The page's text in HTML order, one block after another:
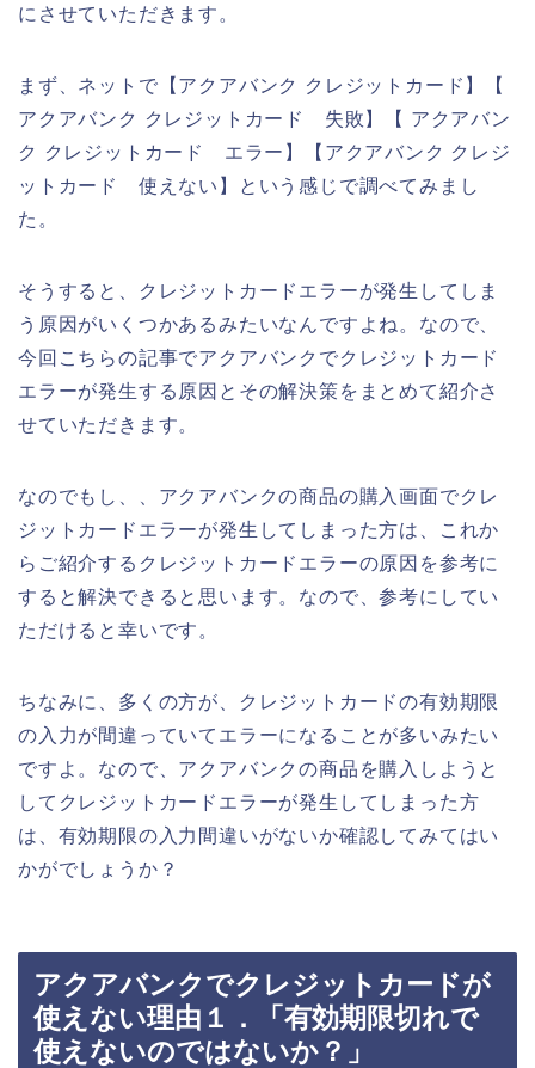
にさせていただきます。
まず、ネットで【アクアバンク クレジットカード】【
アクアバンク クレジットカード 失敗】【 アクアバン
ク クレジットカード エラー】【アクアバンク クレジ
ットカード 使えない】という感じで調べてみまし
た。
そうすると、クレジットカードエラーが発生してしま
う原因がいくつかあるみたいなんですよね。なので、
今回こちらの記事でアクアバンクでクレジットカード
エラーが発生する原因とその解決策をまとめて紹介さ
せていただきます。
なのでもし、、アクアバンクの商品の購入画面でクレ
ジットカードエラーが発生してしまった方は、これか
らご紹介するクレジットカードエラーの原因を参考に
すると解決できると思います。なので、参考にしてい
ただけると幸いです。
ちなみに、多くの方が、クレジットカードの有効期限
の入力が間違っていてエラーになることが多いみたい
ですよ。なので、アクアバンクの商品を購入しようと
してクレジットカードエラーが発生してしまった方
は、有効期限の入力間違いがないか確認してみてはい
かがでしょうか？
アクアバンクでクレジットカードが
使えない理由１．「有効期限切れで
使えないのではないか？」